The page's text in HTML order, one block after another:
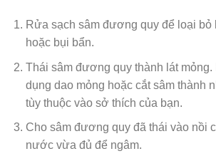
Rửa sạch sâm đương quy để loại bỏ
hoặc bụi bẩn.
Thái sâm đương quy thành lát mỏng.
dụng dao mỏng hoặc cắt sâm thành
tùy thuộc vào sở thích của bạn.
Cho sâm đương quy đã thái vào nồi
nước vừa đủ để ngâm.